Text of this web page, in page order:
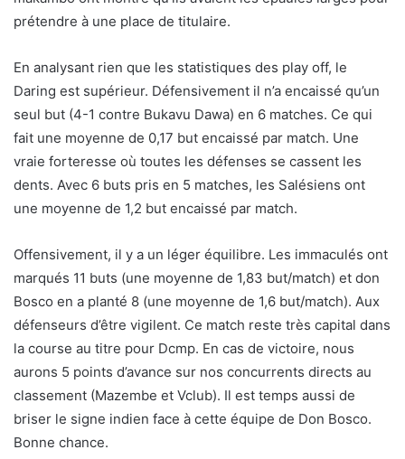
prétendre à une place de titulaire.
En analysant rien que les statistiques des play off, le
Daring est supérieur. Défensivement il n’a encaissé qu’un
seul but (4-1 contre Bukavu Dawa) en 6 matches. Ce qui
fait une moyenne de 0,17 but encaissé par match. Une
vraie forteresse où toutes les défenses se cassent les
dents. Avec 6 buts pris en 5 matches, les Salésiens ont
une moyenne de 1,2 but encaissé par match.
Offensivement, il y a un léger équilibre. Les immaculés ont
marqués 11 buts (une moyenne de 1,83 but/match) et don
Bosco en a planté 8 (une moyenne de 1,6 but/match). Aux
défenseurs d’être vigilent. Ce match reste très capital dans
la course au titre pour Dcmp. En cas de victoire, nous
aurons 5 points d’avance sur nos concurrents directs au
classement (Mazembe et Vclub). Il est temps aussi de
briser le signe indien face à cette équipe de Don Bosco.
Bonne chance.